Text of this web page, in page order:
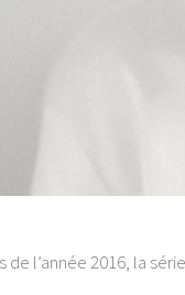
l’année 2016, la